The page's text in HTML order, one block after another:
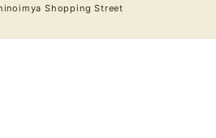
Shopping Street